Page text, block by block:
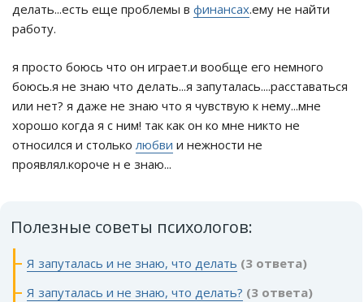
делать...есть еще проблемы в финансах.ему не найти
работу.
я просто боюсь что он играет.и вообще его немного
боюсь.я не знаю что делать...я запуталась....расставаться
или нет? я даже не знаю что я чувствую к нему...мне
хорошо когда я с ним! так как он ко мне никто не
относился и стольколюбви и нежности не
проявлял.короче н е знаю...
Полезные советы психологов:
Я запуталась и не знаю, что делать (3 ответа)
Я запуталась и не знаю, что делать? (3 ответа)